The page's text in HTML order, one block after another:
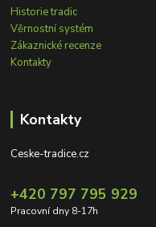
Historie tradic
Věrnostní systém
Zákaznické recenze
Kontakty
Kontakty
Ceske-tradice.cz
+420 797 795 929
Pracovní dny 8-17h